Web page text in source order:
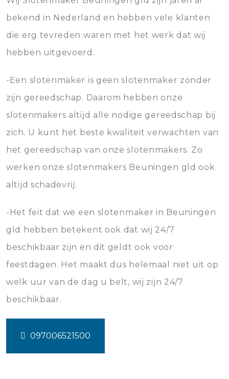
bekend in Nederland en hebben vele klanten
die erg tevreden waren met het werk dat wij
hebben uitgevoerd.
-Een slotenmaker is geen slotenmaker zonder
zijn gereedschap. Daarom hebben onze
slotenmakers altijd alle nodige gereedschap bij
zich. U kunt het beste kwaliteit verwachten van
het gereedschap van onze slotenmakers. Zo
werken onze slotenmakers Beuningen gld ook
altijd schadevrij.
-Het feit dat we een slotenmaker in Beuningen
gld hebben betekent ook dat wij 24/7
beschikbaar zijn en dit geldt ook voor
feestdagen. Het maakt dus helemaal niet uit op
welk uur van de dag u belt, wij zijn 24/7
beschikbaar.
097006521500